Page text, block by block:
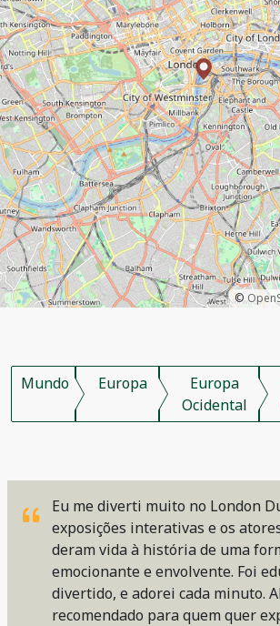
©
Mundo Europa
Europa
Ocidental
Eu me diverti muito no London
exposições interativas e os
deram vida à história de uma
emocionante e envolvente. Foi
divertido, e adorei cada minuto.
recomendado para quem quer